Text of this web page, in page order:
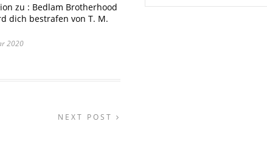
zu : Bedlam Brotherhood
dich bestrafen von T. M.
2020
NEXT POST